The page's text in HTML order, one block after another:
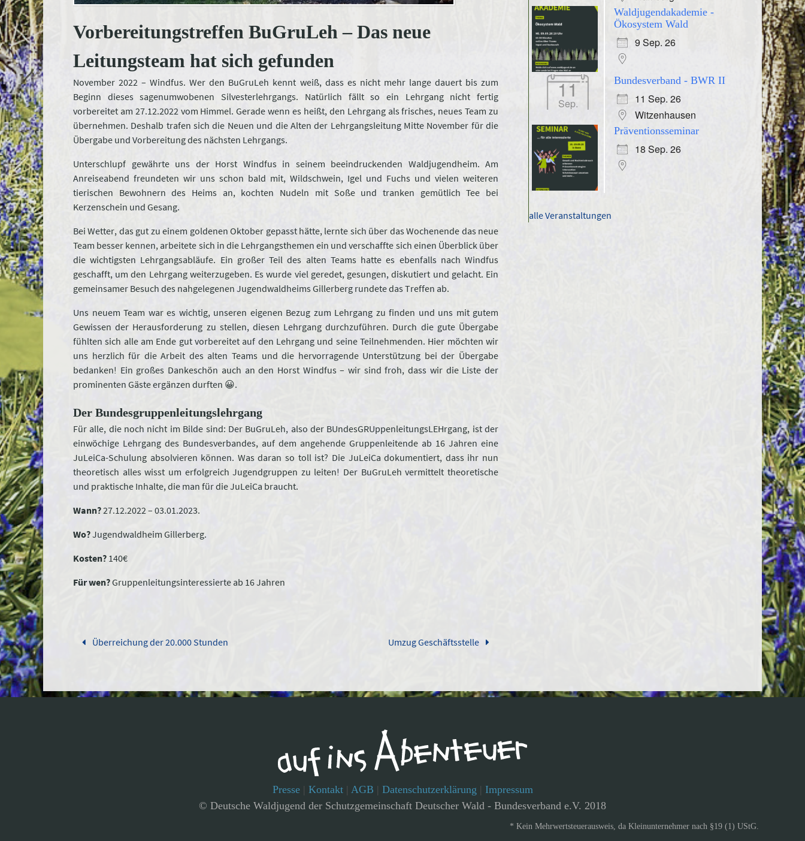
Vorbereitungstreffen BuGruLeh – Das neue
Leitungsteam hat sich gefunden
November 2022 – Windfus. Wer den BuGruLeh kennt weiß, dass es nicht mehr lange dauert bis zum
Beginn dieses sagenumwobenen Silvesterlehrgangs. Natürlich fällt so ein Lehrgang nicht fertig
vorbereitet am 27.12.2022 vom Himmel. Gerade wenn es heißt, den Lehrgang als frisches, neues Team zu
übernehmen. Deshalb trafen sich die Neuen und die Alten der Lehrgangsleitung Mitte November für die
Übergabe und Vorbereitung des nächsten Lehrgangs.
Unterschlupf gewährte uns der Horst Windfus in seinem beeindruckenden Waldjugendheim. Am
Anreiseabend freundeten wir uns schon bald mit, Wildschwein, Igel und Fuchs und vielen weiteren
tierischen Bewohnern des Heims an, kochten Nudeln mit Soße und tranken gemütlich Tee bei
Kerzenschein und Gesang.
Bei Wetter, das gut zu einem goldenen Oktober gepasst hätte, lernte sich über das Wochenende das neue
Team besser kennen, arbeitete sich in die Lehrgangsthemen ein und verschaffte sich einen Überblick über
die wichtigsten Lehrgangsabläufe. Ein großer Teil des alten Teams hatte es ebenfalls nach Windfus
geschafft, um den Lehrgang weiterzugeben. Es wurde viel geredet, gesungen, diskutiert und gelacht. Ein
gemeinsamer Besuch des nahgelegenen Jugendwaldheims Gillerberg rundete das Treffen ab.
Uns neuem Team war es wichtig, unseren eigenen Bezug zum Lehrgang zu finden und uns mit gutem
Gewissen der Herausforderung zu stellen, diesen Lehrgang durchzuführen. Durch die gute Übergabe
fühlten sich alle am Ende gut vorbereitet auf den Lehrgang und seine Teilnehmenden. Hier möchten wir
uns herzlich für die Arbeit des alten Teams und die hervorragende Unterstützung bei der Übergabe
bedanken! Ein großes Dankeschön auch an den Horst Windfus – wir sind froh, dass wir die Liste der
prominenten Gäste ergänzen durften 😀.
Der Bundesgruppenleitungslehrgang
Für alle, die noch nicht im Bilde sind: Der BuGruLeh, also der BUndesGRUppenleitungsLEHrgang, ist der
einwöchige Lehrgang des Bundesverbandes, auf dem angehende Gruppenleitende ab 16 Jahren eine
JuLeiCa-Schulung absolvieren können. Was daran so toll ist? Die JuLeiCa dokumentiert, dass ihr nun
theoretisch alles wisst um erfolgreich Jugendgruppen zu leiten! Der BuGruLeh vermittelt theoretische
und praktische Inhalte, die man für die JuLeiCa braucht.
Wann?27.12.2022 – 03.01.2023.
Wo?Jugendwaldheim Gillerberg.
Kosten? 140€
Für wen?Gruppenleitungsinteressierte ab 16 Jahren
Überreichung der 20.000 Stunden Umzug Geschäftsstelle
Waldjugendakademie -
Ökosystem Wald
9 Sep. 26
11
Sep.
Bundesverband - BWR II
11 Sep. 26
Witzenhausen
Präventionsseminar
18 Sep. 26
alle Veranstaltungen
Presse| Kontakt| AGB | Datenschutzerklärung | Impressum
© Deutsche Waldjugend der Schutzgemeinschaft Deutscher Wald - Bundesverband e.V. 2018
* Kein Mehrwertsteuerausweis, da Kleinunternehmer nach §19 (1) UStG.